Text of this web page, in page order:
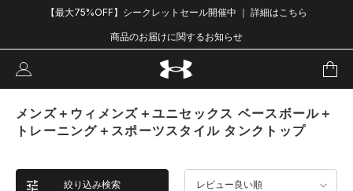
【最大75%OFF】シークレットセール開催中 ｜ 詳細はこちら
商品のお届けに関するお知らせ
メンズ＋ウィメンズ＋ユニセックス ベースボール＋
トレーニング＋スポーツスタイル タンクトップ
絞り込み検索 レビュー良い順